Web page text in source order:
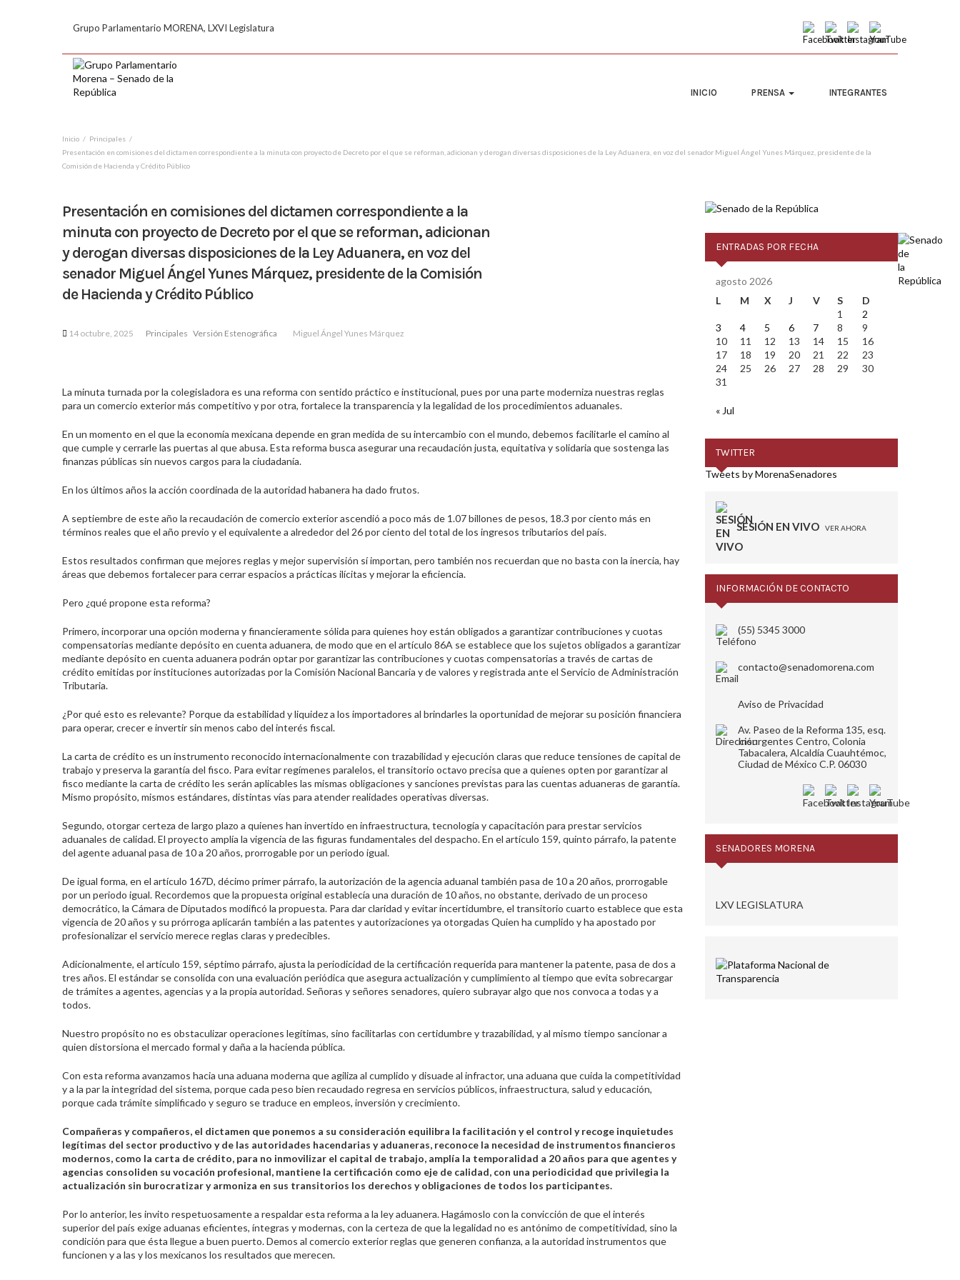
Grupo Parlamentario MORENA, LXVI Legislatura
INICIO PRENSA INTEGRANTES
Inicio
Principales
Presentación en comisiones del dictamen correspondiente a la minuta con proyecto de Decreto por el que se reforman, adicionan y derogan diversas disposiciones de la Ley Aduanera, en voz del senador Miguel Ángel Yunes Márquez, presidente de la
Comisión de Hacienda y Crédito Público
Presentación en comisiones del dictamen correspondiente a la
minuta con proyecto de Decreto por el que se reforman, adicionan
y derogan diversas disposiciones de la Ley Aduanera, en voz del
senador Miguel Ángel Yunes Márquez, presidente de la Comisión
de Hacienda y Crédito Público
14 octubre, 2025 Principales Versión Estenográfica Miguel Ángel Yunes Márquez
La minuta turnada por la colegisladora es una reforma con sentido práctico e institucional, pues por una parte moderniza nuestras reglas
para un comercio exterior más competitivo y por otra, fortalece la transparencia y la legalidad de los procedimientos aduanales.
En un momento en el que la economía mexicana depende en gran medida de su intercambio con el mundo, debemos facilitarle el camino al
que cumple y cerrarle las puertas al que abusa. Esta reforma busca asegurar una recaudación justa, equitativa y solidaria que sostenga las
finanzas públicas sin nuevos cargos para la ciudadanía.
En los últimos años la acción coordinada de la autoridad habanera ha dado frutos.
A septiembre de este año la recaudación de comercio exterior ascendió a poco más de 1.07 billones de pesos, 18.3 por ciento más en
términos reales que el año previo y el equivalente a alrededor del 26 por ciento del total de los ingresos tributarios del país.
Estos resultados confirman que mejores reglas y mejor supervisión sí importan, pero también nos recuerdan que no basta con la inercia, hay
áreas que debemos fortalecer para cerrar espacios a prácticas ilícitas y mejorar la eficiencia.
Pero ¿qué propone esta reforma?
Primero, incorporar una opción moderna y financieramente sólida para quienes hoy están obligados a garantizar contribuciones y cuotas
compensatorias mediante depósito en cuenta aduanera, de modo que en el artículo 86A se establece que los sujetos obligados a garantizar
mediante depósito en cuenta aduanera podrán optar por garantizar las contribuciones y cuotas compensatorias a través de cartas de
crédito emitidas por instituciones autorizadas por la Comisión Nacional Bancaria y de valores y registrada ante el Servicio de Administración
Tributaria.
¿Por qué esto es relevante? Porque da estabilidad y liquidez a los importadores al brindarles la oportunidad de mejorar su posición financiera
para operar, crecer e invertir sin menos cabo del interés fiscal.
La carta de crédito es un instrumento reconocido internacionalmente con trazabilidad y ejecución claras que reduce tensiones de capital de
trabajo y preserva la garantía del fisco. Para evitar regímenes paralelos, el transitorio octavo precisa que a quienes opten por garantizar al
fisco mediante la carta de crédito les serán aplicables las mismas obligaciones y sanciones previstas para las cuentas aduaneras de garantía.
Mismo propósito, mismos estándares, distintas vías para atender realidades operativas diversas.
Segundo, otorgar certeza de largo plazo a quienes han invertido en infraestructura, tecnología y capacitación para prestar servicios
aduanales de calidad. El proyecto amplía la vigencia de las figuras fundamentales del despacho. En el artículo 159, quinto párrafo, la patente
del agente aduanal pasa de 10 a 20 años, prorrogable por un periodo igual.
De igual forma, en el artículo 167D, décimo primer párrafo, la autorización de la agencia aduanal también pasa de 10 a 20 años, prorrogable
por un periodo igual. Recordemos que la propuesta original establecía una duración de 10 años, no obstante, derivado de un proceso
democrático, la Cámara de Diputados modificó la propuesta. Para dar claridad y evitar incertidumbre, el transitorio cuarto establece que esta
vigencia de 20 años y su prórroga aplicarán también a las patentes y autorizaciones ya otorgadas Quien ha cumplido y ha apostado por
profesionalizar el servicio merece reglas claras y predecibles.
Adicionalmente, el artículo 159, séptimo párrafo, ajusta la periodicidad de la certificación requerida para mantener la patente, pasa de dos a
tres años. El estándar se consolida con una evaluación periódica que asegura actualización y cumplimiento al tiempo que evita sobrecargar
de trámites a agentes, agencias y a la propia autoridad. Señoras y señores senadores, quiero subrayar algo que nos convoca a todas y a
todos.
Nuestro propósito no es obstaculizar operaciones legítimas, sino facilitarlas con certidumbre y trazabilidad, y al mismo tiempo sancionar a
quien distorsiona el mercado formal y daña a la hacienda pública.
Con esta reforma avanzamos hacia una aduana moderna que agiliza al cumplido y disuade al infractor, una aduana que cuida la competitividad
y a la par la integridad del sistema, porque cada peso bien recaudado regresa en servicios públicos, infraestructura, salud y educación,
porque cada trámite simplificado y seguro se traduce en empleos, inversión y crecimiento.
Compañeras y compañeros, el dictamen que ponemos a su consideración equilibra la facilitación y el control y recoge inquietudes
legítimas del sector productivo y de las autoridades hacendarias y aduaneras, reconoce la necesidad de instrumentos financieros
modernos, como la carta de crédito, para no inmovilizar el capital de trabajo, amplía la temporalidad a 20 años para que agentes y
agencias consoliden su vocación profesional, mantiene la certificación como eje de calidad, con una periodicidad que privilegia la
actualización sin burocratizar y armoniza en sus transitorios los derechos y obligaciones de todos los participantes.
Por lo anterior, les invito respetuosamente a respaldar esta reforma a la ley aduanera. Hagámoslo con la convicción de que el interés
superior del país exige aduanas eficientes, íntegras y modernas, con la certeza de que la legalidad no es antónimo de competitividad, sino la
condición para que ésta llegue a buen puerto. Demos al comercio exterior reglas que generen confianza, a la autoridad instrumentos que
funcionen y a las y los mexicanos los resultados que merecen.
ENTRADAS POR FECHA
agosto 2026
L
M X J V S
D
1
2
3
4 5 6 7 8
9
10
11 12 13 14 15
16
17
18 19 20 21 22
23
24
25 26 27 28 29
30
31
« Jul
TWITTER
Tweets by MorenaSenadores
SESIÓN EN VIVO VER AHORA
INFORMACIÓN DE CONTACTO
(55) 5345 3000
contacto@senadomorena.com
Aviso de Privacidad
Av. Paseo de la Reforma 135, esq.
Insurgentes Centro, Colonia
Tabacalera, Alcaldía Cuauhtémoc,
Ciudad de México C.P. 06030
SENADORES MORENA
LXV LEGISLATURA